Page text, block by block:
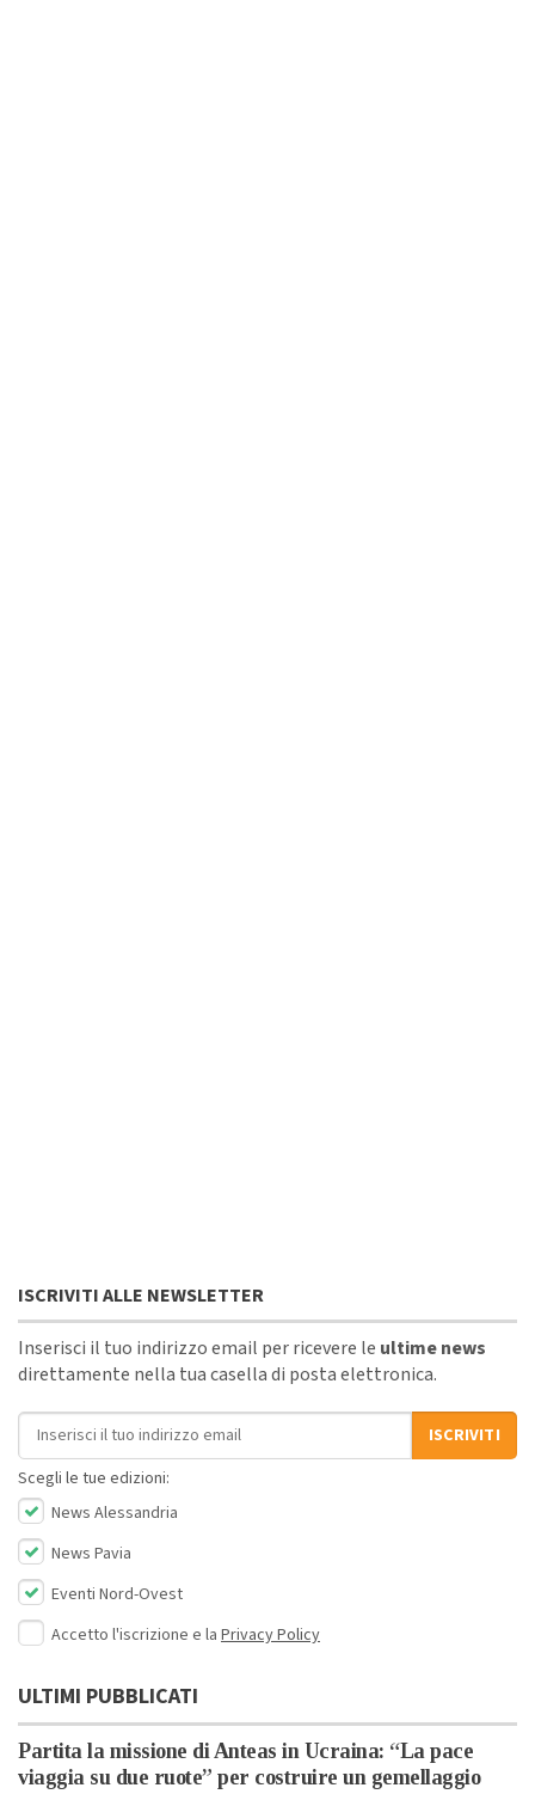
ISCRIVITI ALLE NEWSLETTER
Inserisci il tuo indirizzo email per ricevere le ultime news
direttamente nella tua casella di posta elettronica.
Indirizzo email
ISCRIVITI
Scegli le tue edizioni:
News Alessandria
News Pavia
Eventi Nord-Ovest
Accetto l'iscrizione e la Privacy Policy
ULTIMI PUBBLICATI
Partita la missione di Anteas in Ucraina: “La pace
viaggia su due ruote” per costruire un gemellaggio